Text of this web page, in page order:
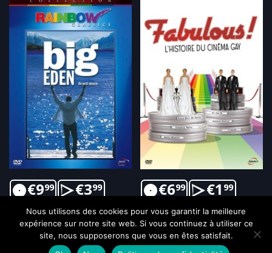
€999 €399 €699 €1 99
Nous utilisons des cookies pour vous garantir la meilleure
expérience sur notre site web. Si vous continuez à utiliser ce
site, nous supposerons que vous en êtes satisfait.